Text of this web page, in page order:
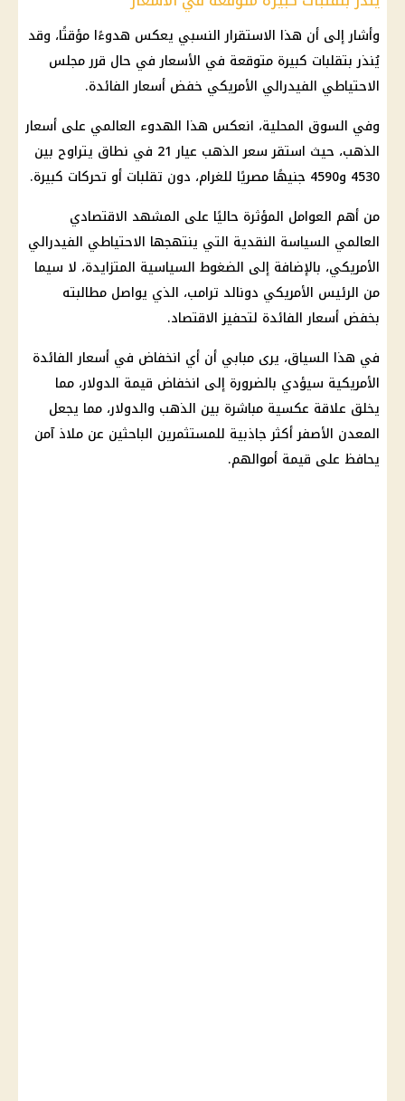
وأشار إلى أن هذا الاستقرار النسبي يعكس هدوءًا مؤقتًا، وقد
يُنذر بتقلبات كبيرة متوقعة في الأسعارفي حال قرر مجلس
الاحتياطي الفيدرالي الأمريكي خفض أسعار الفائدة.
وفي السوق المحلية، انعكس هذا الهدوء العالمي على أسعار
الذهب، حيث استقرسعر الذهب عيار 21
في نطاق يتراوح بين
4530 و4590 جنيهًا مصريًا للغرام، دون تقلبات أو تحركات كبيرة.
من أهم العوامل المؤثرة حاليًا على المشهد الاقتصادي
العالمي السياسة النقدية التي ينتهجها الاحتياطي الفيدرالي
الأمريكي، بالإضافة إلى الضغوط السياسية المتزايدة، لا سيما
من الرئيس الأمريكي دونالد ترامب، الذي يواصل مطالبته
بخفض أسعار الفائدة لتحفيزالاقتصاد.
في هذا السياق، يرى مبابي أن أي انخفاض في أسعار الفائدة
الأمريكية سيؤدي بالضرورة إلى انخفاض قيمة الدولار، مما
يخلق علاقة عكسية مباشرة بين الذهب والدولار، مما يجعل
المعدن الأصفر أكثر جاذبية للمستثمرين الباحثين عن ملاذ آمن
يحافظ على قيمة أموالهم.